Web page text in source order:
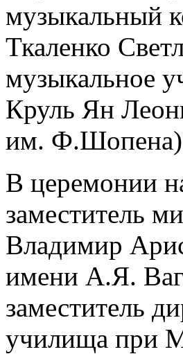
музыкальный
Ткаленко
музыкальное
Круль Ян
им.
В церемонии
заместитель
Владимир
имени А.Я.
заместитель
училища при